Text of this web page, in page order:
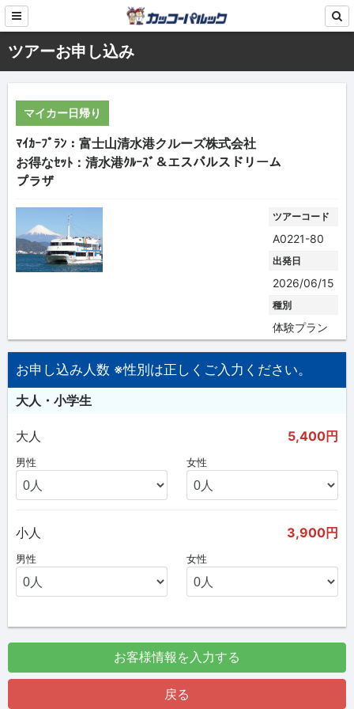
ツアーお申し込み
マイカー日帰り
ﾏｲｶｰﾌﾟﾗﾝ：富士山清水港クルーズ株式会社
お得なｾｯﾄ：清水港ｸﾙｰｽﾞ＆エスパルスドリーム
プラザ
ツアーコード
A0221-80
出発日
2026/06/15
種別
体験プラン
お申し込み人数 ※性別は正しくご入力ください。
大人・小学生
大人 5,400円
男性 女性
小人 3,900円
男性 女性
お客様情報を入力する
戻る